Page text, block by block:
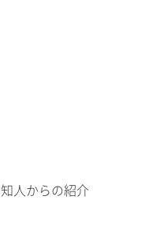
知人からの紹介